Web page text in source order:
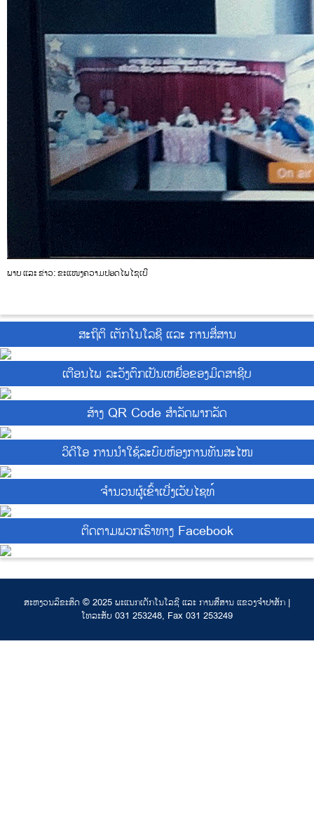
ພາບ ແລະ ຂ່າວ: ຂະແໜງຄວາມປອດໄພໄຊເບີ
ສະຖິຕິ ເຕັກໂນໂລຊີ ແລະ ການສື່ສານ
ເຕືອນໄພ ລະວັງຕົກເປັນເຫຍື່ອຂອງມິດສາຊີບ
ສ້າງ QR Code ສຳລັດພາກລັດ
ວິດີໂອ ການນຳໃຊ້ລະບົບຫ້ອງການທັນສະໄໜ
ຈຳນວນຜູ້ເຂົ້າເບີ່ງເວັບໄຊທ໌
ຕິດຕາມພວກເຮົາທາງ Facebook
ສະຫງວນລິຂະສິດ © 2025 ພະແນກເຕັກໂນໂລຊີ ແລະ ການສື່ສານ ແຂວງຈຳປາສັກ |
ໂທລະສັບ 031 253248, Fax 031 253249